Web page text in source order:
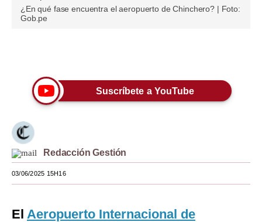
Blogs
Viajes
Estilos
Mundo
¿En qué fase encuentra el aeropuerto de Chinchero? | Foto:
Gob.pe
Suscríbete a YouTube
Redacción Gestión
03/06/2025 15H16
El Aeropuerto Internacional de